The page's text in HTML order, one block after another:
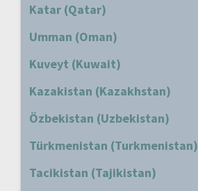
Katar (Qatar)
Umman (Oman)
Kuveyt (Kuwait)
Kazakistan (Kazakhstan)
Özbekistan (Uzbekistan)
Türkmenistan (Turkmenistan)
Tacikistan (Tajikistan)